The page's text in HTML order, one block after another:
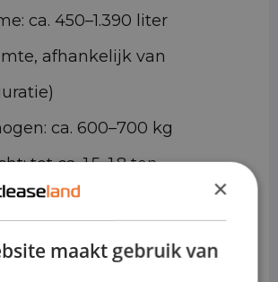
ca. 450–1.390 liter
afhankelijk van
ca. 600–700 kg
tot ca. 1.5–1.8 ton
×
maakt gebruik van